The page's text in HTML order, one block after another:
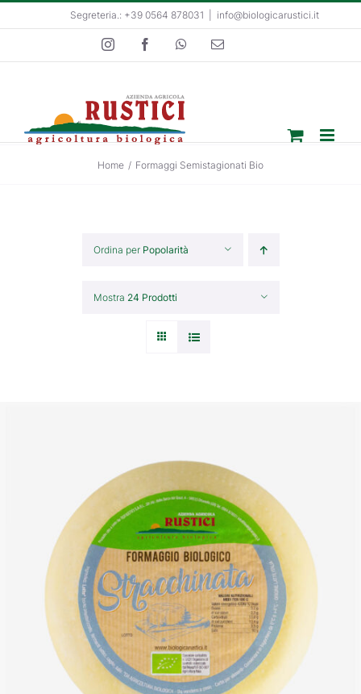
al
Segreteria.: +39 0564 878031 info@biologicarustici.it
InstagramFacebookWhatsApp
Email
Home / Formaggi Semistagionati Bio
Ordina per Popolarità
Mostra 24 Prodotti
DETTAGLI